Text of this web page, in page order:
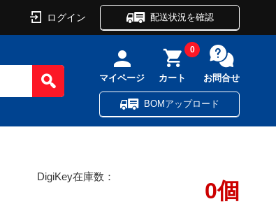
ログイン 配送状況を確認
マイページ カート
0
お問合せ
BOMアップロード
DigiKey在庫数：
0個